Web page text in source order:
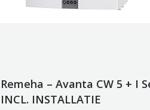
Remeha – Avanta CW 5 + I
INCL. INSTALLATIE